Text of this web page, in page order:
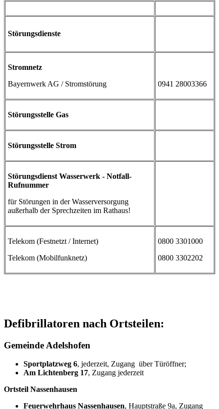
Störungsdienste
Stromnetz
Bayernwerk AG / Stromstörung
0941 28003366
Störungsstelle Gas
Störungsstelle Strom
Störungsdienst Wasserwerk - Notfall-
Rufnummer
für Störungen in der Wasserversorgung
außerhalb der Sprechzeiten im Rathaus!
Telekom (Festnetzt / Internet)
Telekom (Mobilfunknetz)
0800 3301000
0800 3302202
Defibrillatoren nach Ortsteilen:
Gemeinde Adelshofen
Sportplatzweg 6, jederzeit, Zugang über Türöffner;
Am Lichtenberg 17, Zugang jederzeit
Ortsteil Nassenhausen
Feuerwehrhaus Nassenhausen, Hauptstraße 9a, Zugang